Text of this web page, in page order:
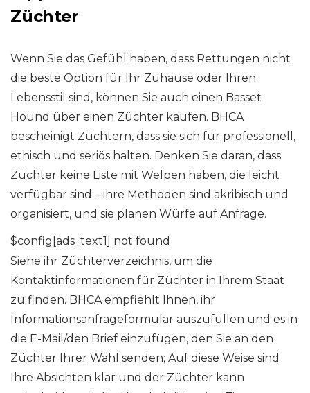
Züchter
Wenn Sie das Gefühl haben, dass Rettungen nicht
die beste Option für Ihr Zuhause oder Ihren
Lebensstil sind, können Sie auch einen Basset
Hound über einen Züchter kaufen. BHCA
bescheinigt Züchtern, dass sie sich für professionell,
ethisch und seriös halten. Denken Sie daran, dass
Züchter keine Liste mit Welpen haben, die leicht
verfügbar sind – ihre Methoden sind akribisch und
organisiert, und sie planen Würfe auf Anfrage.
$config[ads_text1] not found
Siehe ihr Züchterverzeichnis, um die
Kontaktinformationen für Züchter in Ihrem Staat
zu finden. BHCA empfiehlt Ihnen, ihr
Informationsanfrageformular auszufüllen und es in
die E-Mail/den Brief einzufügen, den Sie an den
Züchter Ihrer Wahl senden; Auf diese Weise sind
Ihre Absichten klar und der Züchter kann